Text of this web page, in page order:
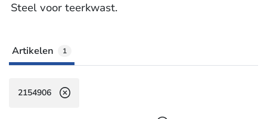
Steel voor teerkwast.
Artikelen 1
2154906